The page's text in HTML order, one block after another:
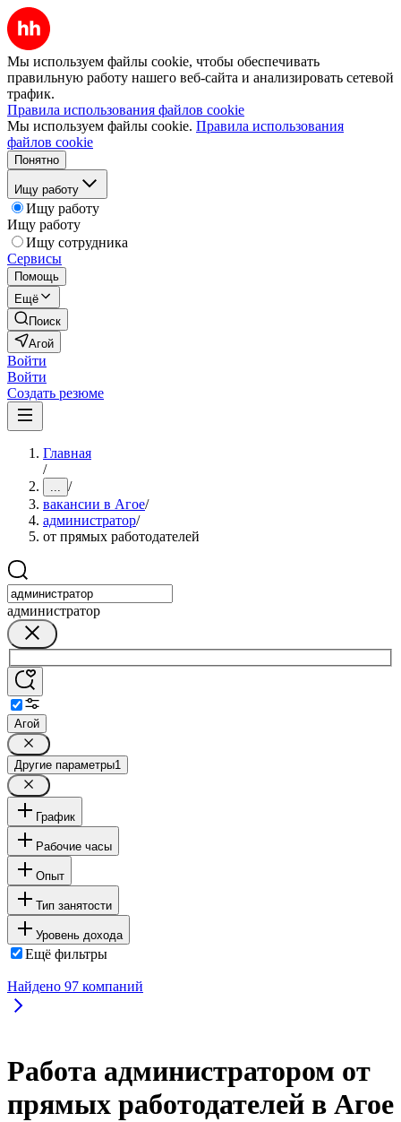
Мы используем файлы cookie, чтобы обеспечивать
правильную работу нашего веб-сайта и анализировать сетевой
трафик.
Правила использования файлов cookie
Мы используем файлы cookie. Правила использования
файлов cookie
Понятно
Ищу работу
Ищу работу
Ищу работу
Ищу сотрудника
Сервисы
Помощь
Ещё
Поиск
Агой
Войти
Войти
Создать резюме
Главная
/
... /
вакансии в Агое/
администратор/
от прямых работодателей
администратор
Агой
Другие параметры1
График
Рабочие часы
Опыт
Тип занятости
Уровень дохода
Ещё фильтры
Найдено 97 компаний
Работа администратором от
прямых работодателей в Агое